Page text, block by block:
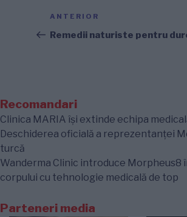
Navigare
în
Articolul
anterior
ANTERIOR
Remedii naturiste pentru
Recomandari
Clinica MARIA își extinde echipa
Deschiderea oficială a reprezentanței
turcă
Wanderma Clinic introduce Morpheus8
corpului cu tehnologie medicală de top
Parteneri media